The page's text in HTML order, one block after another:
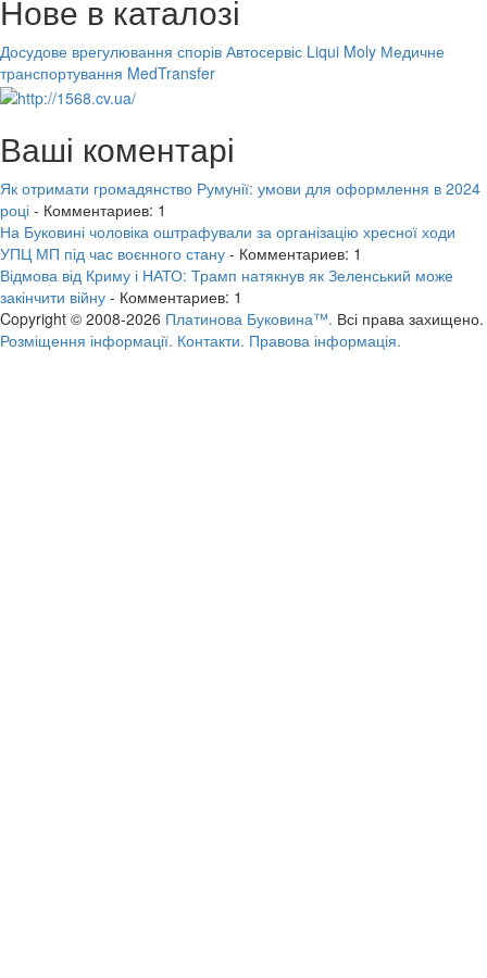
Нове в каталозі
Досудове врегулювання спорів Автосервіс Liqui Moly Медичне
транспортування MedTransfer
Ваші коментарі
Як отримати громадянство Румунії: умови для оформлення в 2024
році - Комментариев: 1
На Буковині чоловіка оштрафували за організацію хресної ходи
УПЦ МП під час воєнного стану - Комментариев: 1
Відмова від Криму і НАТО: Трамп натякнув як Зеленський може
закінчити війну - Комментариев: 1
Copyright © 2008-2026 Платинова Буковина™. Всі права захищено.
Розміщення інформації. Контакти. Правова інформація.